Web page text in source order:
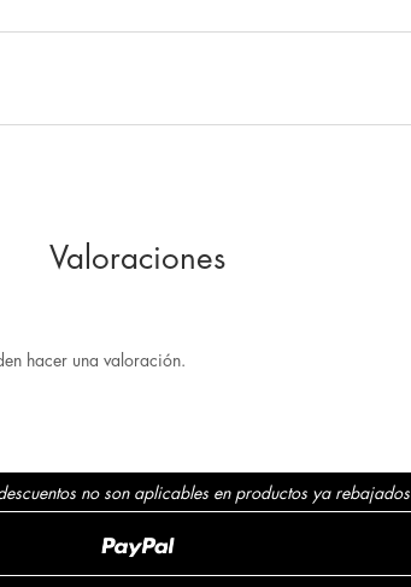
Valoraciones
hacer una valoración.
no son aplicables en productos ya rebajados